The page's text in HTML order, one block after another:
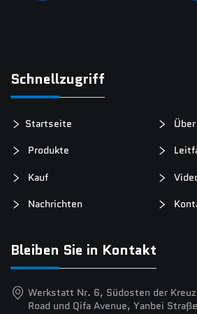
Schnellzugriff
Startseite
Produkte
Kauf
Nachrichten
Bleiben Sie in Kontakt
Werkstatt Nr. 6, Südosten der
Road und Qifa Avenue, Yanbei